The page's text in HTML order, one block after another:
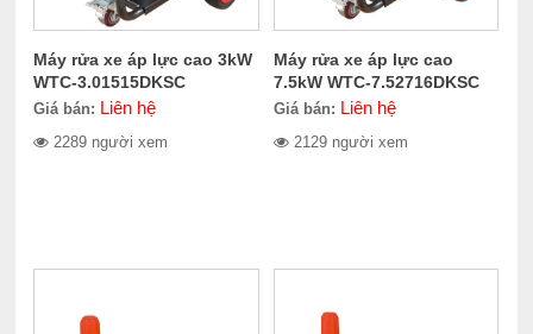
Máy rửa xe áp lực cao 3kW
WTC-3.01515DKSC
Giá bán: Liên hệ
2289 người xem
Máy rửa xe áp lực cao
7.5kW WTC-7.52716DKSC
Giá bán: Liên hệ
2129 người xem